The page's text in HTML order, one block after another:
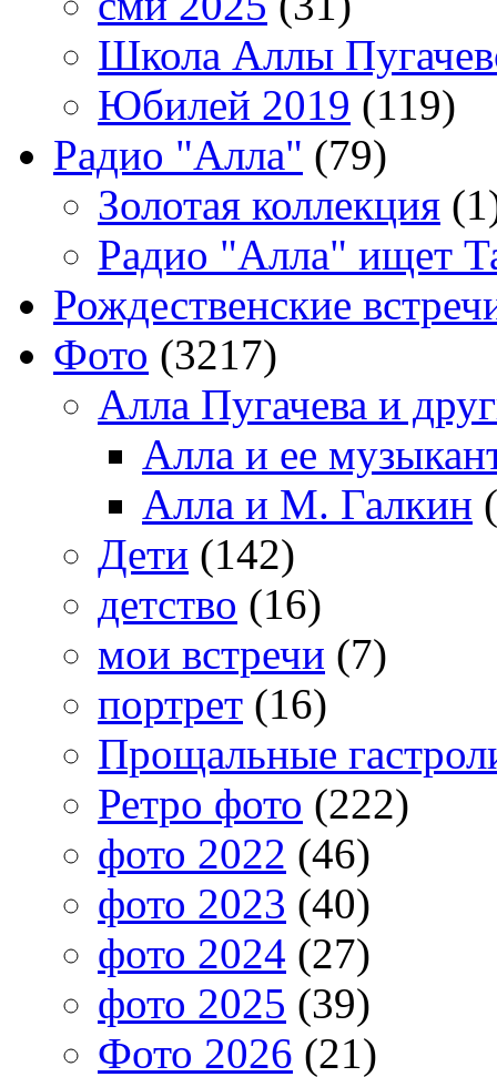
Школа Аллы
Юбилей 2019 (119)
Радио "Алла" (79)
Золотая коллекция
Радио "Алла" ищет
Рождественские
Фото (3217)
Алла Пугачева и
Алла и ее
Алла и М. Галкин
Дети (142)
детство (16)
мои встречи (7)
портрет (16)
Прощальные
Ретро фото (222)
фото 2022 (46)
фото 2023 (40)
фото 2024 (27)
фото 2025 (39)
Фото 2026 (21)